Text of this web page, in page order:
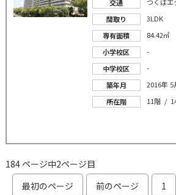
交通
つくば
間取り
3LDK
専有面積
84.42㎡
小学校区
-
中学校区
-
築年月
2016年 5
所在階
11階 /
184 ページ中2ページ目
最初のページ
前のページ 1